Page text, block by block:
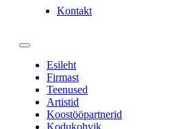
Kontakt
Esileht
Firmast
Teenused
Artistid
Koostööpartnerid
Kodukohvik